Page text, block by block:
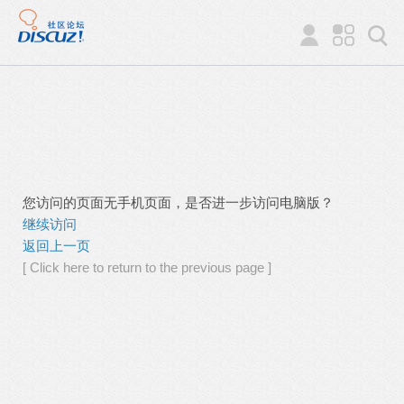
您访问的页面无手机页面，是否进一步访问电脑版？
继续访问
返回上一页
[ Click here to return to the previous page ]